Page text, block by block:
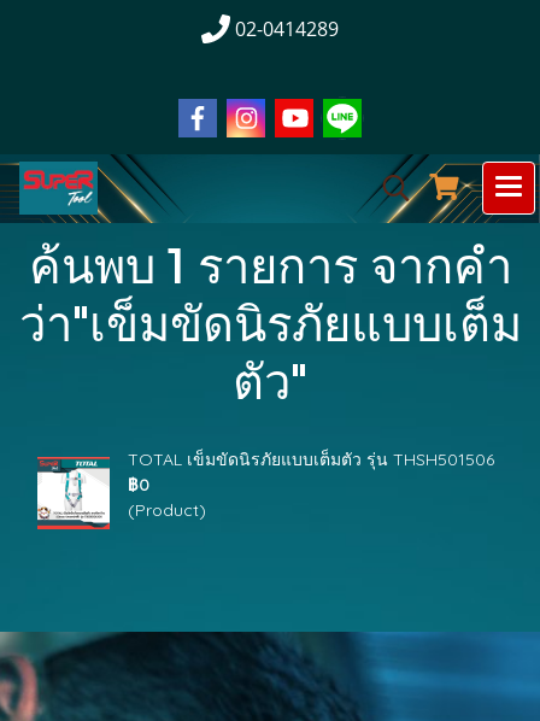
02-0414289
ค้นพบ 1 รายการ จากคำ
ว่า"เข็มขัดนิรภัยแบบเต็ม
ตัว"
TOTAL เข็มขัดนิรภัยแบบเต็มตัว รุ่น THSH501506
฿0
(Product)